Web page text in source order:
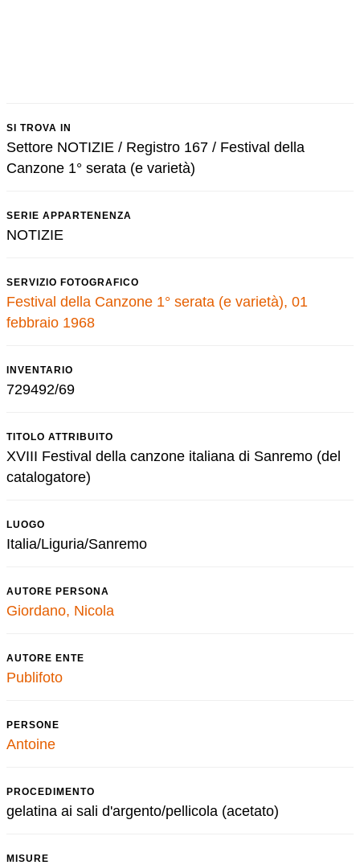
SI TROVA IN
Settore NOTIZIE / Registro 167 / Festival della
Canzone 1° serata (e varietà)
SERIE APPARTENENZA
NOTIZIE
SERVIZIO FOTOGRAFICO
Festival della Canzone 1° serata (e varietà), 01
febbraio 1968
INVENTARIO
729492/69
TITOLO ATTRIBUITO
XVIII Festival della canzone italiana di Sanremo (del
catalogatore)
LUOGO
Italia/Liguria/Sanremo
AUTORE PERSONA
Giordano, Nicola
AUTORE ENTE
Publifoto
PERSONE
Antoine
PROCEDIMENTO
gelatina ai sali d'argento/pellicola (acetato)
MISURE